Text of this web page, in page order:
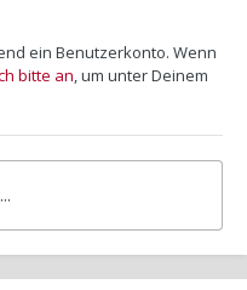
ein Benutzerkonto. Wenn
bitte an, um unter Deinem